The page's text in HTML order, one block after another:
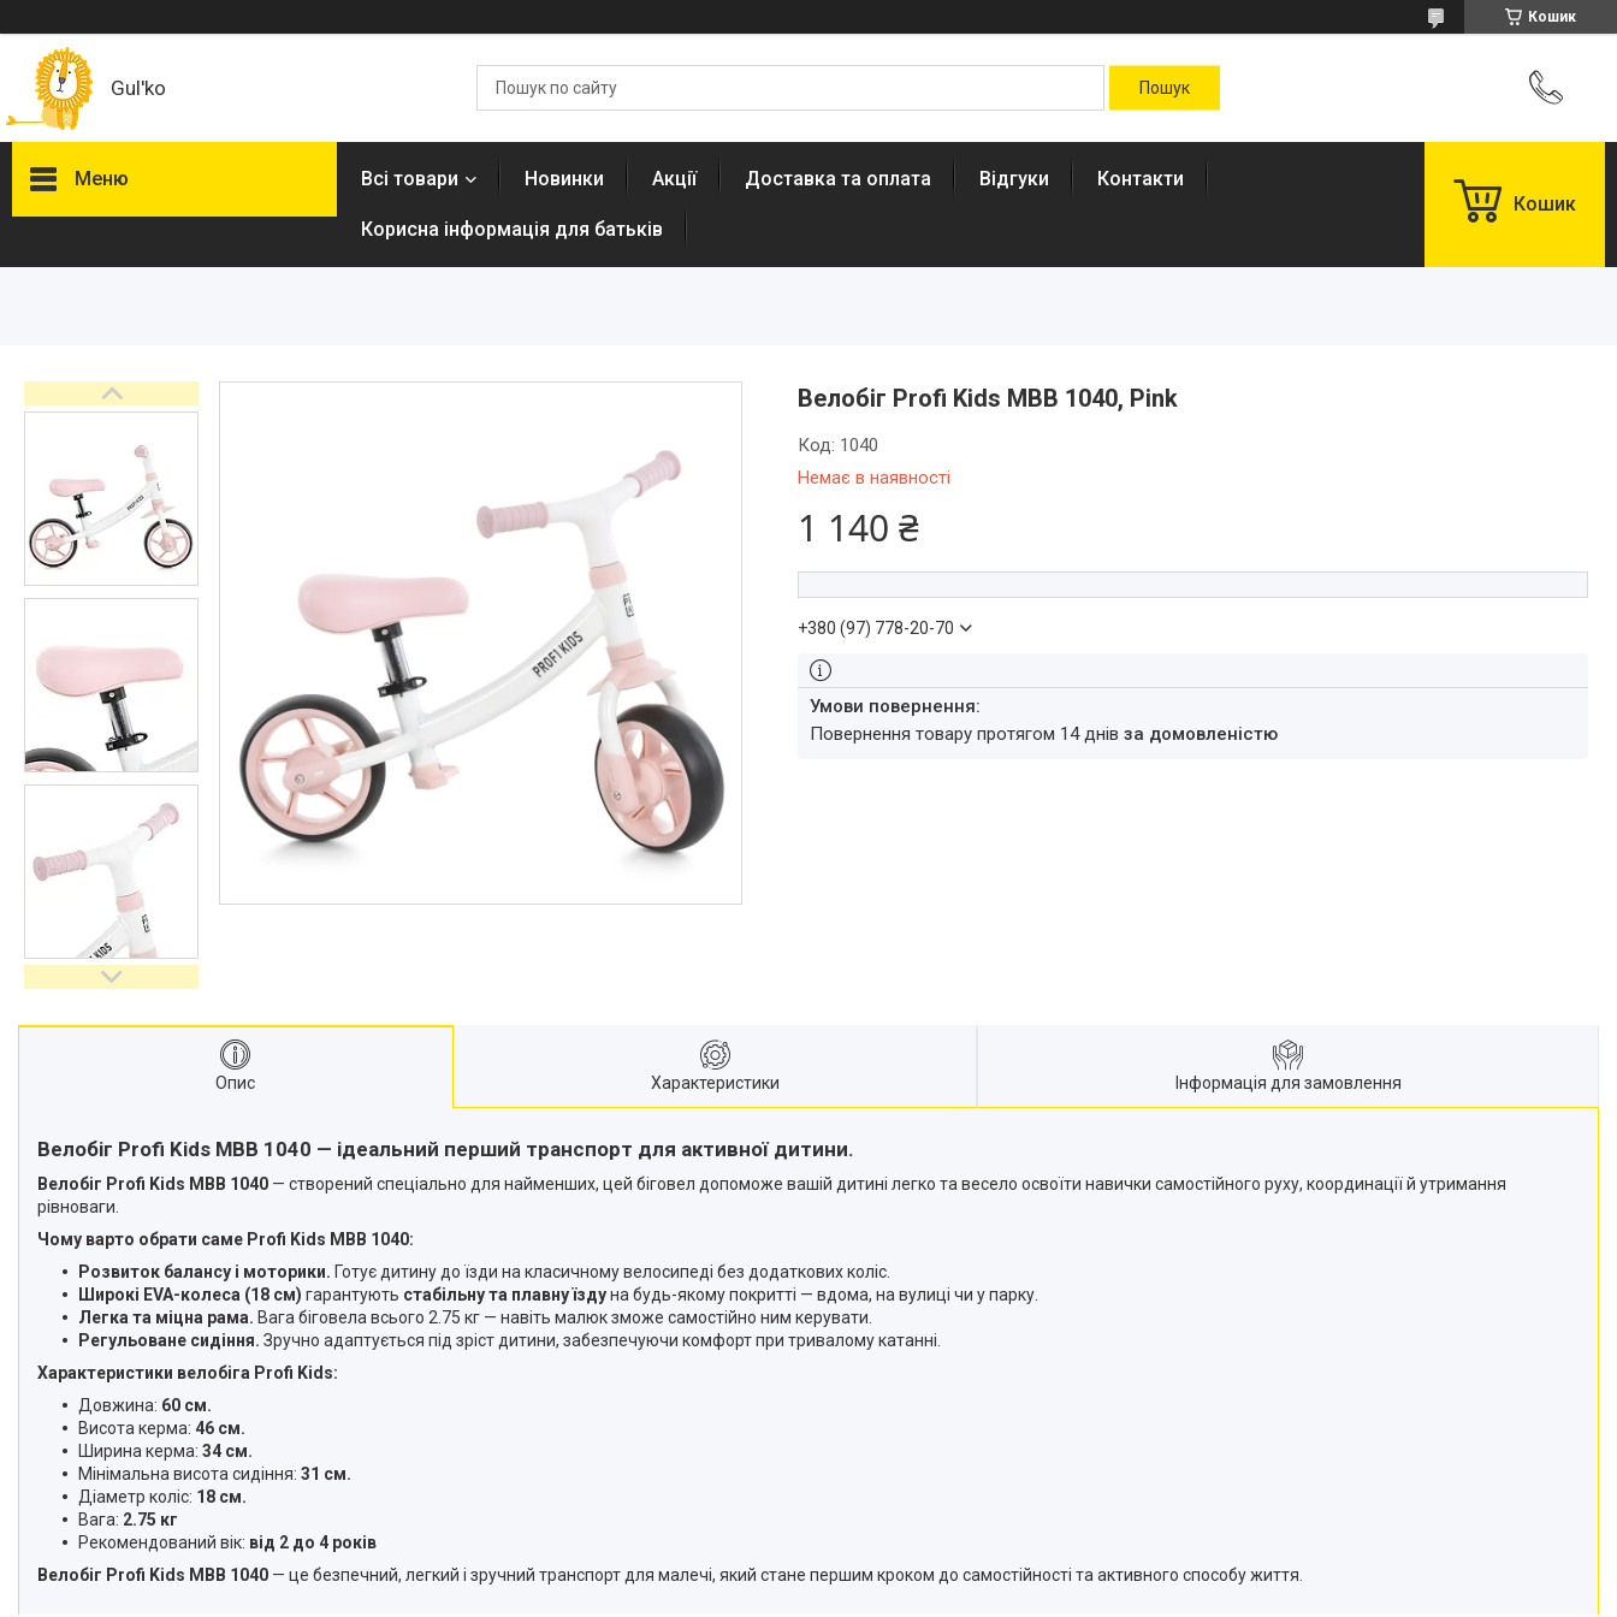
Кошик
Gul'ko
Меню
ТОП товарів Пакунок Малюка
до року (7000 грн)
Автокрісла
Дитячі візочки
Меблі дитячі
Дитячий транспорт
Засоби особистої гігієни
Дитяче харчування
Одяг дитячий
Переноски для дітей
Дитяча безпека
Басейни каркасні
Валізи дитячі
Корисна інформація для
батьків
Всі товари Новинки Акції Доставка та оплата Відгуки Контакти
Корисна інформація для батьків
Кошик
Велобіг Profi Kids MBB 1040, Pink
Немає в наявності
Код: 1040
1 140 ₴
+380 (97) 778-20-70
повернення товару протягом 14 днів за домовленістю
Опис Характеристики Інформація для замовлення
Велобіг Profi Kids MBB 1040 — ідеальний перший транспорт для активної дитини.
Велобіг Profi Kids MBB 1040 — створений спеціально для найменших, цей біговел допоможе вашій дитині легко та весело освоїти навички самостійного руху, координації й утримання
рівноваги.
Чому варто обрати саме Profi Kids MBB 1040:
Розвиток балансу і моторики. Готує дитину до їзди на класичному велосипеді без додаткових коліс.
Широкі EVA-колеса (18 см) гарантують стабільну та плавну їздуна будь-якому покритті — вдома, на вулиці чи у парку.
Легка та міцна рама. Вага біговела всього 2.75 кг — навіть малюк зможе самостійно ним керувати.
Регульоване сидіння. Зручно адаптується під зріст дитини, забезпечуючи комфорт при тривалому катанні.
Характеристики велобіга Profi Kids:
Довжина: 60 см.
Висота керма: 46 см.
Ширина керма: 34 см.
Мінімальна висота сидіння: 31 см.
Діаметр коліс: 18 см.
Вага: 2.75 кг
Рекомендований вік: від 2 до 4 років
Велобіг Profi Kids MBB 1040 — це безпечний, легкий і зручний транспорт для малечі, який стане першим кроком до самостійності та активного способу життя.